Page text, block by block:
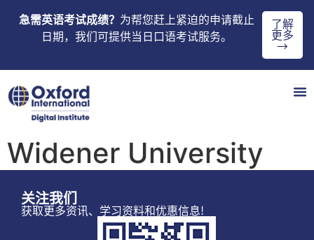
急需英语考试成绩？ 为帮您赶上紧迫的申请截止
日期，我们可提供当日口语考试服务。
了解
更多
→
Widener University
关注我们
获取更多资讯、学习资料和优惠信息!